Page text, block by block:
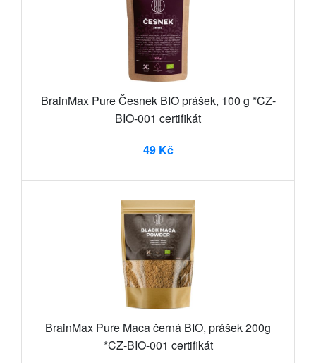
BrainMax Pure Česnek BIO prášek, 100 g *CZ-
BIO-001 certifikát
49 Kč
BrainMax Pure Maca černá BIO, prášek 200g
*CZ-BIO-001 certifikát